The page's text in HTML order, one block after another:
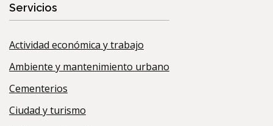
Servicios
Actividad económica y trabajo
Ambiente y mantenimiento urbano
Cementerios
Ciudad y turismo